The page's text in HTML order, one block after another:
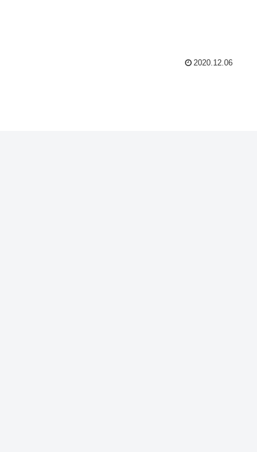
2020.12.06